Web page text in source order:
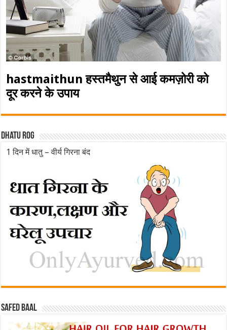
hastmaithun हस्तमैथुन से आई कमज़ोरी को
दूर करने के उपाय
Dhatu rog
1 दिन में धातु – वीर्य गिरना बंद
Safed baal